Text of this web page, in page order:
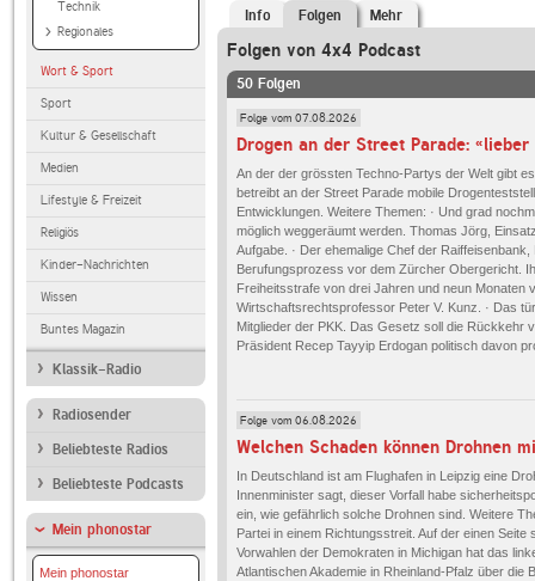
Technik
Regionales
Wort & Sport
Sport
Kultur & Gesellschaft
Medien
Lifestyle & Freizeit
Religiös
Kinder-Nachrichten
Wissen
Buntes Magazin
Klassik-Radio
Radiosender
Beliebteste Radios
Beliebteste Podcasts
Mein phonostar
Mein phonostar
Info Folgen Mehr
Folgen von 4x4 Podcast
50 Folgen
Folge vom 07.08.2026
Drogen an der Street Parade:
An der der grössten Techno-Partys der Welt gibt
betreibt an der Street Parade mobile
Entwicklungen. Weitere Themen: · Und grad
möglich weggeräumt werden. Thomas Jörg,
Aufgabe. · Der ehemalige Chef der
Berufungsprozess vor dem Zürcher Obergericht.
Freiheitsstrafe von drei Jahren und neun Monaten
Wirtschaftsrechtsprofessor Peter V. Kunz. · Das
Mitglieder der PKK. Das Gesetz soll die Rückkehr
Präsident Recep Tayyip Erdogan politisch davon
Folge vom 06.08.2026
In Deutschland ist am Flughafen in Leipzig eine
Innenminister sagt, dieser Vorfall habe
ein, wie gefährlich solche Drohnen sind. Weitere
Partei in einem Richtungsstreit. Auf der einen
Vorwahlen der Demokraten in Michigan hat das
Atlantischen Akademie in Rheinland-Pfalz über die